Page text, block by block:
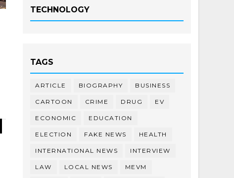
TECHNOLOGY
TAGS
ARTICLE BIOGRAPHY BUSINESS
CARTOON CRIME DRUG EV
ECONOMIC EDUCATION
ELECTION FAKE NEWS HEALTH
INTERNATIONAL NEWS INTERVIEW
LAW LOCAL NEWS MEVM